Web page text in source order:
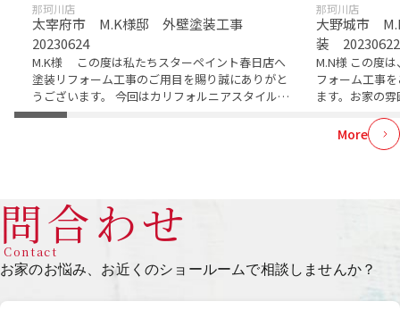
那珂川店
太宰府市 M.K様邸 外壁塗装工事
20230624
M.K様 この度は私たちスターペイント春日店へ
塗装リフォーム工事のご用目を賜り誠にありがと
うございます。 今回はカリフォルニアスタイルに
近い洋風で遊び心の...
那珂川店
大野城市
装 20230622
M.N様 この度
フォーム工事
ます。お家の
More
問合わせ
Contact
お家のお悩み、お近くのショールームで相談しませんか？